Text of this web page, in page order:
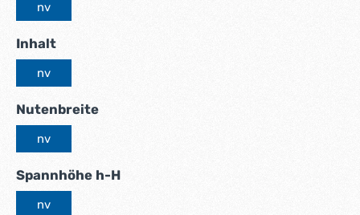
nv
Inhaltauswählen
nv
Nutenbreiteauswählen
nv
Spannhöhe h-Hauswählen
nv